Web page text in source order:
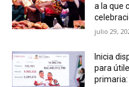
a la que
julio 29,
Inicia
para